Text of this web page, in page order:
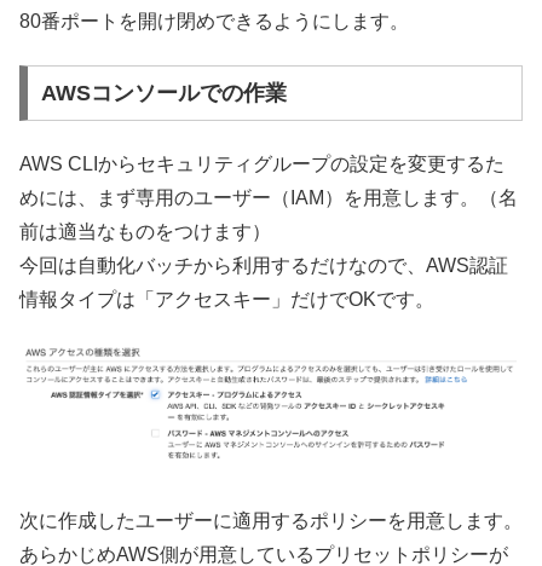
80番ポートを開け閉めできるようにします。
AWSコンソールでの作業
AWS CLIからセキュリティグループの設定を変更するた
めには、まず専用のユーザー（IAM）を用意します。（名
前は適当なものをつけます）
今回は自動化バッチから利用するだけなので、AWS認証
情報タイプは「アクセスキー」だけでOKです。
次に作成したユーザーに適用するポリシーを用意します。
あらかじめAWS側が用意しているプリセットポリシーが